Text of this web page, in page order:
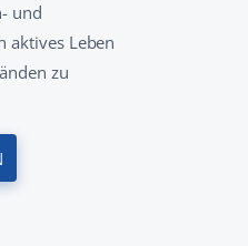
und
aktives Leben
zu